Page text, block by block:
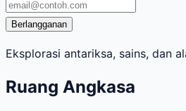
Alamat
email
Berlangganan
Eksplorasi antariksa, sains, dan
Ruang Angkasa